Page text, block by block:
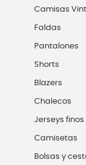
Camisas
Faldas
Pantalones
Shorts
Blazers
Chalecos
Jerseys finos
Camisetas
Bolsas y